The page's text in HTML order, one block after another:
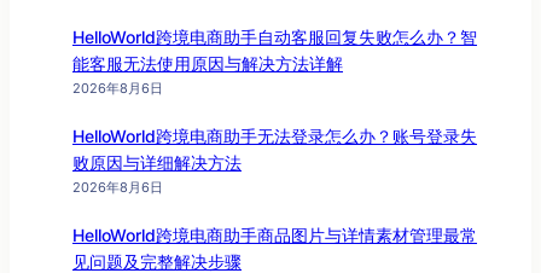
HelloWorld跨境电商助手自动客服回复失败怎么办？智
能客服无法使用原因与解决方法详解
2026年8月6日
HelloWorld跨境电商助手无法登录怎么办？账号登录失
败原因与详细解决方法
2026年8月6日
HelloWorld跨境电商助手商品图片与详情素材管理最常
见问题及完整解决步骤